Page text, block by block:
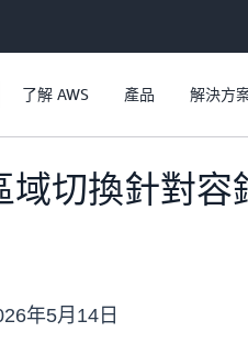
了解 AWS 產品 解決方
域切換針對容
年5月14日